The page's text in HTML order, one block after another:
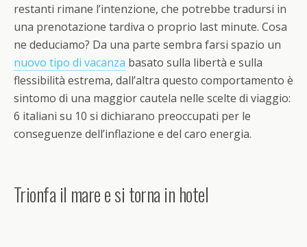
restanti rimane l’intenzione, che potrebbe tradursi in
una prenotazione tardiva o proprio last minute. Cosa
ne deduciamo? Da una parte sembra farsi spazio un
nuovo tipo di vacanza basato sulla libertà e sulla
flessibilità estrema, dall’altra questo comportamento è
sintomo di una maggior cautela nelle scelte di viaggio:
6 italiani su 10 si dichiarano preoccupati per le
conseguenze dell’inflazione e del caro energia.
Trionfa il mare e si torna in hotel